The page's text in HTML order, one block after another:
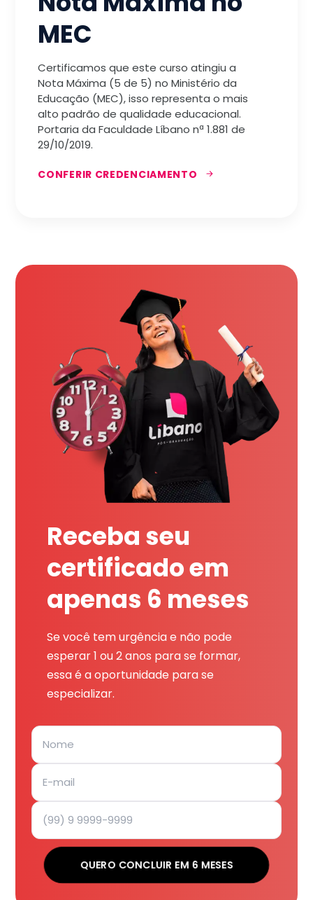
MEC
Certificamos que este curso atingiu a
Nota Máxima (5 de 5) no Ministério da
Educação (MEC), isso representa o mais
alto padrão de qualidade educacional.
Portaria da Faculdade Líbano nª 1.881 de
29/10/2019.
CONFERIR CREDENCIAMENTO
Receba seu
certificado em
apenas 6 meses
Se você tem urgência e não pode
esperar 1 ou 2 anos para se formar,
essa é a oportunidade para se
especializar.
QUERO CONCLUIR EM 6 MESES